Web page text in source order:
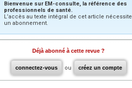
Bienvenue sur EM-consulte, la référence des
professionnels de santé.
L’accès au texte intégral de cet article nécessite
un abonnement.
Déjà abonné à cette revue ?
connectez-vous ou créez un compte